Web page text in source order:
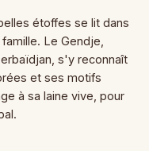
étoffes se lit dans
Le Gendje,
s'y reconnaît
et ses motifs
à sa laine vive, pour